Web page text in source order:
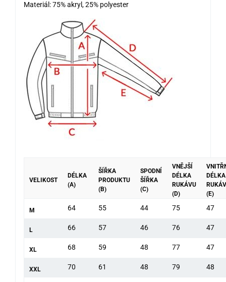
Materiál: 75% akryl, 25% polyester
VELIKOST
DÉLKA
(A)
ŠÍŘKA
PRODUKTU
(B)
SPODNÍ
ŠÍŘKA
(C)
VNĚJŠÍ
DÉLKA
RUKÁVU
(D)
DÉLKA
(E)
M 64 55 44 75 47
L 66 57 46 76 47
XL 68 59 48 77 47
XXL 70 61 48 79 48